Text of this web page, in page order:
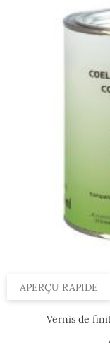
APERÇU RAPIDE
Vernis de